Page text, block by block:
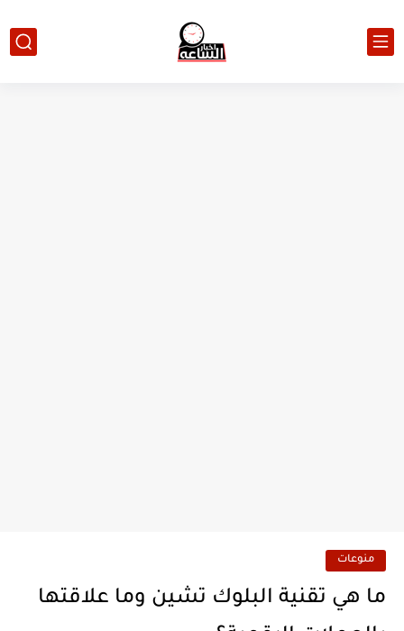
منوعات
ما هي تقنية البلوك تشين وما علاقتها